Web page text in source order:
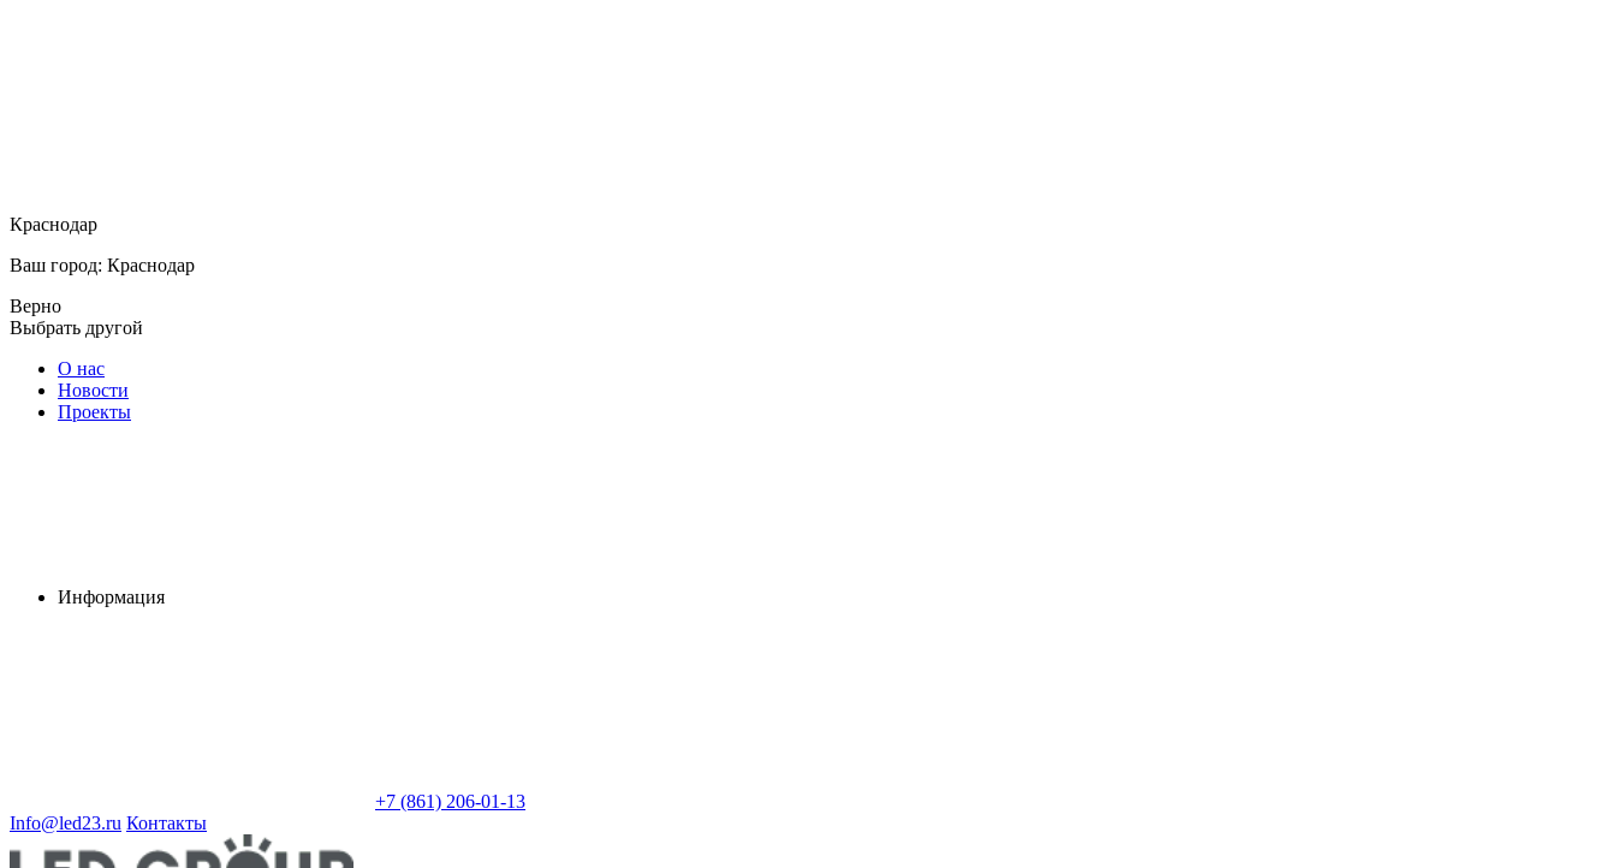
Краснодар
Ваш город: Краснодар
Верно
Выбрать другой
О нас
Новости
Проекты
Информация
+7 (861) 206-01-13
Info@led23.ru Контакты